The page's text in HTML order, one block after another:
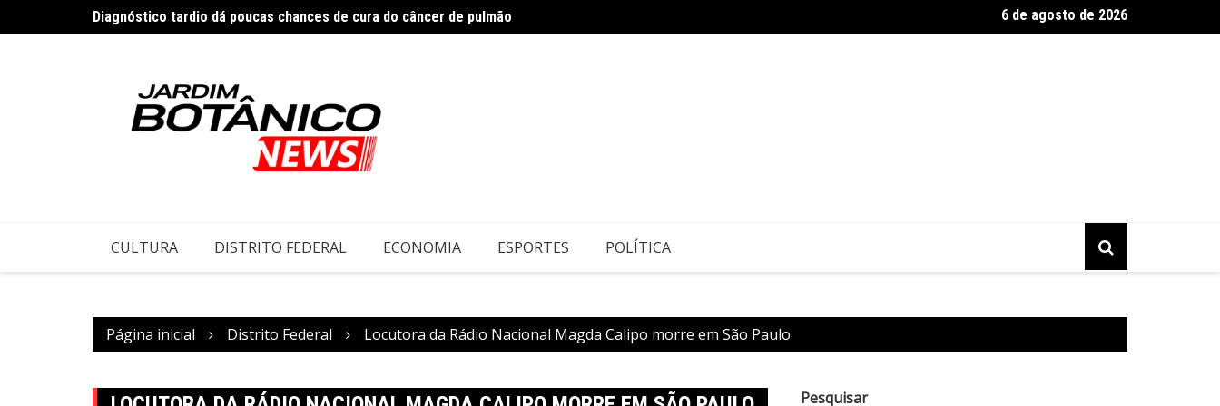
para
Diagnóstico tardio dá poucas chances de cura do câncer de pulmão
Exclusivo: Avante avalia romper com Arruda após anúncio de vice
Tailândia: raio atinge jogadores em partida de futebol, mata atleta e
6 de agosto de 2026
CULTURA DISTRITO FEDERAL ECONOMIA ESPORTES POLÍTICA
Página inicial Distrito Federal Locutora da Rádio Nacional Magda Calipo morre em São Paulo
Pesquisar